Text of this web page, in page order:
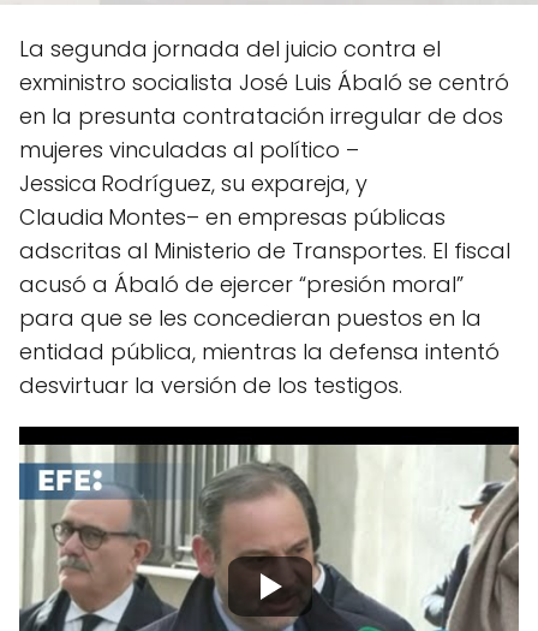
La segunda jornada del juicio contra el
exministro socialista José Luis Ábaló se centró
en la presunta contratación irregular de dos
mujeres vinculadas al político –
Jessica Rodríguez, su expareja, y
Claudia Montes– en empresas públicas
adscritas al Ministerio de Transportes. El fiscal
acusó a Ábaló de ejercer “presión moral”
para que se les concedieran puestos en la
entidad pública, mientras la defensa intentó
desvirtuar la versión de los testigos.